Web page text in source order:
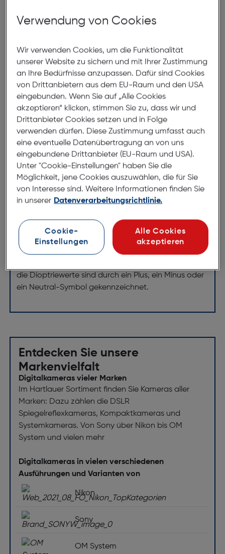
*ausgenommen Objektive
Produktbeschreibung
Nikon DK-20C +1 Korrekturlinse
ArtNr.: 200359043
Einfach zu verwendende Fokussierungshilfe, die für
kurz- und weitsichtige Fotografen ein scharfes
Sucherbild erzeugt, ohne dass sie eine Brille tragen
müssen.
können Sie die Sucherschärfe Ihrer
Spiegelreflexkamera entsprechend Ihrer individuellen
Sehstärke optimieren. Die Sucher-Korrekturlinsen
die Dioptriewerte sind durch ein Plus, ein Minus oder
ein Neutral-Symbol gekennzeichnet.
Entdecken Sie unsere
Markenvielfalt
Digitalkameras vieler Marken
Im Hartlauer Sortiment finden Sie Kameras aller
Marken: Dazu zählen die DSLR
Spiegelreflexkameras, Kompaktkameras und
Systemkameras. Von Sony über Nikon bis OM
System und vielen mehr
Digitalkameras in vielen verschiedenen
Ausführungen und Varianten von
Nikon
Sony
OM System
Verwendung von Cookies
Wir verwenden Cookies, um die Funktionalität
unserer Website zu sichern und mit Ihrer Zustimmung
an Ihre Bedürfnisse anzupassen. Dafür sind Cookies
von Drittanbietern aus dem EU-Raum und den USA
eingebunden. Wenn Sie auf „Alle Cookies
akzeptieren“ klicken, stimmen Sie zu, dass wir und
Drittanbieter Cookies setzen und in Folge
verwenden dürfen. Diese Zustimmung umfasst auch
eine eventuelle Datenübertragung an von uns
eingebundene Drittanbieter (EU-Raum und USA).
Unter "Cookie-Einstellungen" haben Sie die
Möglichkeit, jene Cookies auszuwählen, die für Sie
von Interesse sind. Weitere Informationen finden Sie
in unserer Datenverarbeitungsrichtlinie.
Cookie-
Einstellungen
Alle Cookies
akzeptieren